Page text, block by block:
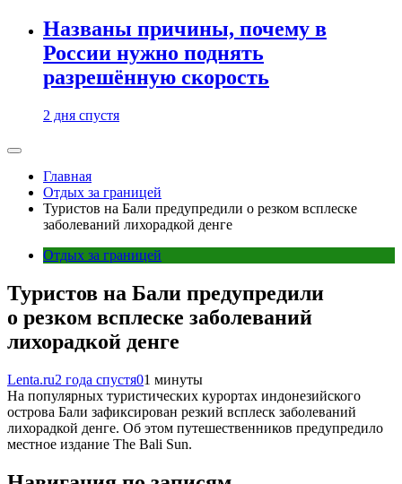
Названы причины, почему в
России нужно поднять
разрешённую скорость
2 дня спустя
Главная
Отдых за границей
Туристов на Бали предупредили о резком всплеске
заболеваний лихорадкой денге
Отдых за границей
Туристов на Бали предупредили
о резком всплеске заболеваний
лихорадкой денге
Lenta.ru2 года спустя01 минуты
На популярных туристических курортах индонезийского
острова Бали зафиксирован резкий всплеск заболеваний
лихорадкой денге. Об этом путешественников предупредило
местное издание The Bali Sun.